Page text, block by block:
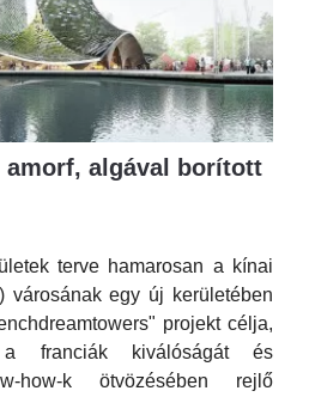
amorf, algával borított
terve hamarosan a kínai
városának egy új kerületében
projekt célja,
a franciák kiválóságát és
how-k ötvözésében rejlő